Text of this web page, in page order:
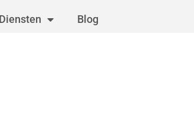
Diensten Blog